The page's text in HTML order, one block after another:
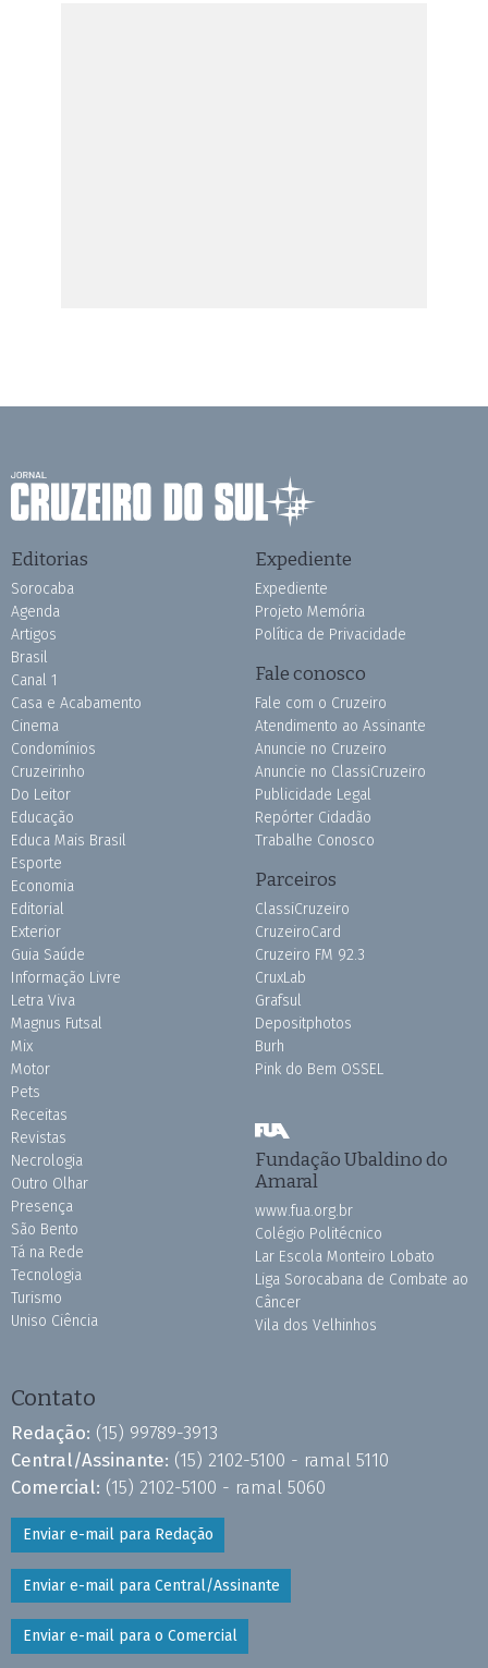
Editorias
Sorocaba
Agenda
Artigos
Brasil
Canal 1
Casa e Acabamento
Cinema
Condomínios
Cruzeirinho
Do Leitor
Educação
Educa Mais Brasil
Esporte
Economia
Editorial
Exterior
Guia Saúde
Informação Livre
Letra Viva
Magnus Futsal
Mix
Motor
Pets
Receitas
Revistas
Necrologia
Outro Olhar
Presença
São Bento
Tá na Rede
Tecnologia
Turismo
Uniso Ciência
Expediente
Expediente
Projeto Memória
Política de Privacidade
Fale conosco
Fale com o Cruzeiro
Atendimento ao Assinante
Anuncie no Cruzeiro
Anuncie no ClassiCruzeiro
Publicidade Legal
Repórter Cidadão
Trabalhe Conosco
Parceiros
ClassiCruzeiro
CruzeiroCard
Cruzeiro FM 92.3
CruxLab
Grafsul
Depositphotos
Burh
Pink do Bem OSSEL
Fundação Ubaldino do
Amaral
www.fua.org.br
Colégio Politécnico
Lar Escola Monteiro Lobato
Liga Sorocabana de Combate ao
Câncer
Vila dos Velhinhos
Contato
Redação: (15) 99789-3913
Central/Assinante: (15) 2102-5100 - ramal 5110
Comercial: (15) 2102-5100 - ramal 5060
Enviar e-mail para Redação
Enviar e-mail para Central/Assinante
Enviar e-mail para o Comercial